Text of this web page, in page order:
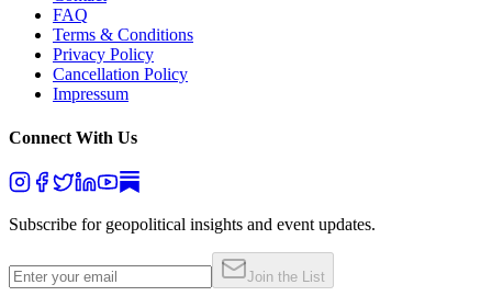
FAQ
Terms & Conditions
Privacy Policy
Cancellation Policy
Impressum
Connect With Us
Subscribe for geopolitical insights and event updates.
Join the List